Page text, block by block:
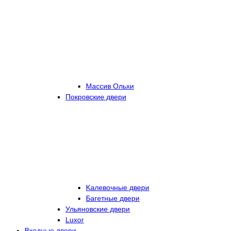
Массив Ольхи
Покровские двери
Kалевочные двери
Багетные двери
Ульяновские двери
Luxor